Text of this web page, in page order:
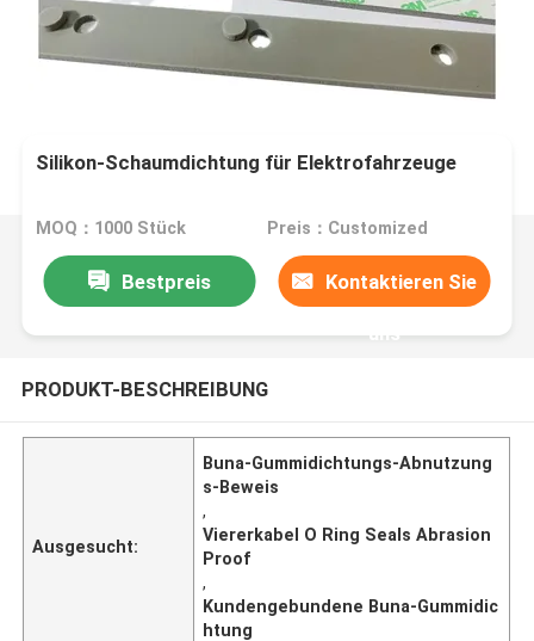
Silikon-Schaumdichtung für Elektrofahrzeuge
MOQ：1000 Stück Preis：Customized
Bestpreis Kontaktieren Sie
uns
PRODUKT-BESCHREIBUNG
Ausgesucht:
Buna-Gummidichtungs-Abnutzung
s-Beweis
,
Viererkabel O Ring Seals Abrasion
Proof
,
Kundengebundene Buna-Gummidic
htung